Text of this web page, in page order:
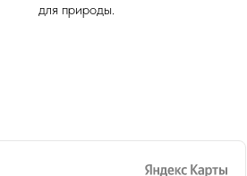
для природы.